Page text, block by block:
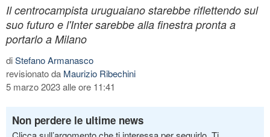
Il centrocampista uruguaiano starebbe riflettendo sul
suo futuro e l'Inter sarebbe alla finestra pronta a
portarlo a Milano
diStefano Armanasco
revisionato da Maurizio Ribechini
5 marzo 2023 alle ore 11:41
Non perdere le ultime news